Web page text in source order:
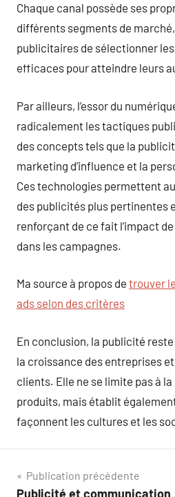
Chaque canal possède ses
différents segments de
publicitaires de sélectionner
efficaces pour atteindre leurs
Par ailleurs, l’essor du
radicalement les tactiques
des concepts tels que la
marketing d’influence et la
Ces technologies permettent
des publicités plus pertinentes
renforçant de ce fait l’impact
dans les campagnes.
Ma source à propos de trouver
ads selon des critères
En conclusion, la publicité
la croissance des entreprises
clients. Elle ne se limite pas à
produits, mais établit
façonnent les cultures et les
Navigation
Publication précédente
Publicité et communication